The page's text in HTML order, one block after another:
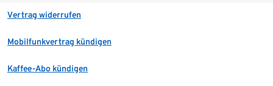
Vertrag widerrufen
Mobilfunkvertrag kündigen
Kaffee-Abo kündigen